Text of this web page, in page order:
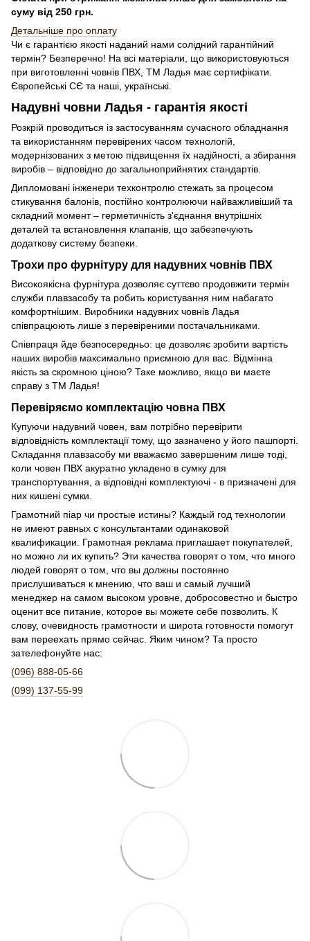
суму від 250 грн.
Детальніше про оплату
Чи є гарантією якості наданий нами солідний гарантійний
термін? Безперечно! На всі матеріали, що використовуються
при виготовленні човнів ПВХ, ТМ Ладья має сертифікати.
Європейські СЄ та наші, українські.
Надувні човни Ладья - гарантія якості
Розкрій проводиться із застосуванням сучасного обладнання
та використанням перевірених часом технологій,
модернізованих з метою підвищення їх надійності, а збирання
виробів – відповідно до загальноприйнятих стандартів.
Дипломовані інженери техконтролю стежать за процесом
стикування балонів, постійно контролюючи найважливіший та
складний момент – герметичність з'єднання внутрішніх
деталей та встановлення клапанів, що забезпечують
додаткову систему безпеки.
Трохи про фурнітуру для надувних човнів ПВХ
Високоякісна фурнітура дозволяє суттєво продовжити термін
служби плавзасобу та робить користування ним набагато
комфортнішим. Виробники надувних човнів Ладья
співпрацюють лише з перевіреними постачальниками.
Співпраця йде безпосередньо: це дозволяє зробити вартість
наших виробів максимально приємною для вас. Відмінна
якість за скромною ціною? Таке можливо, якщо ви маєте
справу з ТМ Ладья!
Перевіряємо комплектацію човна ПВХ
Купуючи надувний човен, вам потрібно перевірити
відповідність комплектації тому, що зазначено у його пашпортi.
Складання плавзасобу ми вважаємо завершеним лише тоді,
коли човен ПВХ акуратно укладено в сумку для
транспортування, а відповідні комплектуючі - в призначені для
них кишені сумки.
Грамотний піар чи простые истины? Каждый год технологии
не имеют равных с консультантами одинаковой
квалификации. Грамотная реклама приглашает покупателей,
но можно ли их купить? Эти качества говорят о том, что много
людей говорят о том, что вы должны постоянно
прислушиваться к мнению, что ваш и самый лучший
менеджер на самом высоком уровне, добросовестно и быстро
оценит все питание, которое вы можете себе позволить. К
слову, очевидность грамотности и широта готовности помогут
вам переехать прямо сейчас. Яким чином? Та просто
зателефонуйте нас:
(096) 888-05-66
(099) 137-55-99